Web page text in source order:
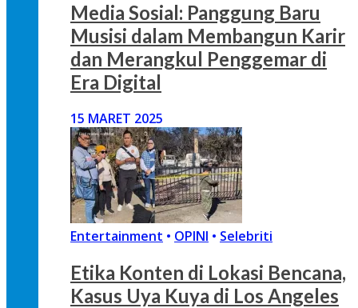
Media Sosial: Panggung Baru
Musisi dalam Membangun Karir
dan Merangkul Penggemar di
Era Digital
15 MARET 2025
Entertainment • OPINI • Selebriti
Etika Konten di Lokasi Bencana,
Kasus Uya Kuya di Los Angeles